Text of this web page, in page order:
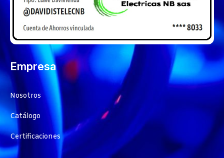
Empresa
Nosotros
Catálogo
Certificaciones